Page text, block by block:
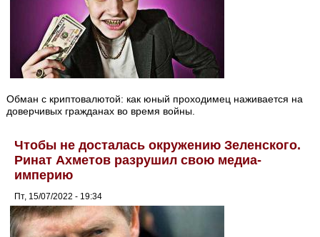
Обман с криптовалютой: как юный проходимец наживается на
доверчивых гражданах во время войны.
Чтобы не досталась окружению Зеленского.
Ринат Ахметов разрушил свою медиа-
империю
Пт, 15/07/2022 - 19:34